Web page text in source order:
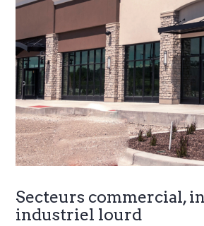
Secteurs commercial,
industriel lourd